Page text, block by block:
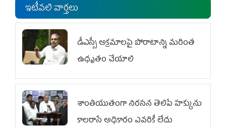
ఇటీవలి వార్తలు
డీఎస్సీ అక్రమాలపై పోరాటాన్ని మరింత
ఉధృతం చేయాలి
శాంతియుతంగా నిరసన తెలిపే హక్కును
కాలరాసే అధికారం ఎవరికీ లేదు